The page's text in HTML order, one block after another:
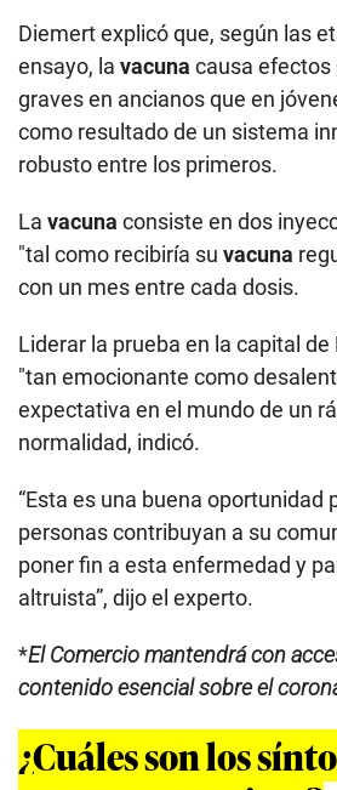
Diemert explicó que, según las
ensayo, la vacuna causa efectos
graves en ancianos que en
como resultado de un sistema
robusto entre los primeros.
La vacuna consiste en dos
"tal como recibiría su vacuna
con un mes entre cada dosis.
Liderar la prueba en la capital
"tan emocionante como
expectativa en el mundo de un
normalidad, indicó.
“Esta es una buena oportunidad
personas contribuyan a su
poner fin a esta enfermedad y
altruista”, dijo el experto.
*El Comercio mantendrá con
contenido esencial sobre el
¿Cuáles son los